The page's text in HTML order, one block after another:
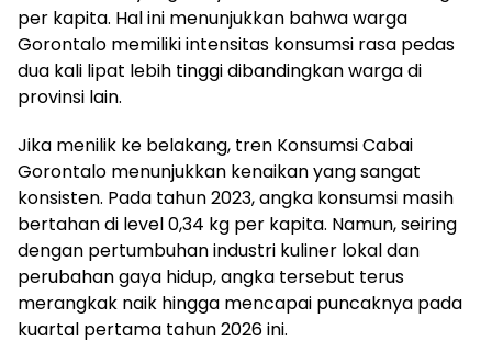
per kapita. Hal ini menunjukkan bahwa warga
Gorontalo memiliki intensitas konsumsi rasa pedas
dua kali lipat lebih tinggi dibandingkan warga di
provinsi lain.
Jika menilik ke belakang, tren Konsumsi Cabai
Gorontalo menunjukkan kenaikan yang sangat
konsisten. Pada tahun 2023, angka konsumsi masih
bertahan di level 0,34 kg per kapita. Namun, seiring
dengan pertumbuhan industri kuliner lokal dan
perubahan gaya hidup, angka tersebut terus
merangkak naik hingga mencapai puncaknya pada
kuartal pertama tahun 2026 ini.